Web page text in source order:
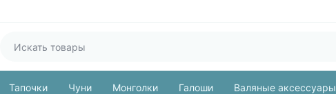
Тапочки Чуни Монголки Галоши Валяные аксессуары